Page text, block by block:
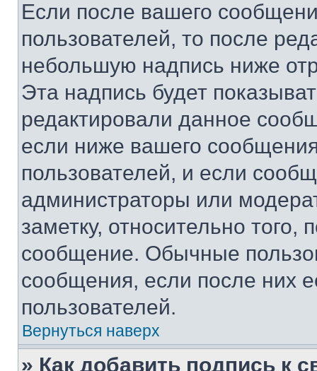
Если после вашего
пользователей, то после
небольшую надпись ниже
Эта надпись будет
редактировали данное
если ниже вашего
пользователей, и если
администраторы или
заметку, относительно
сообщение. Обычные
сообщения, если после них
пользователей.
Вернуться наверх
» Как добавить подпись к